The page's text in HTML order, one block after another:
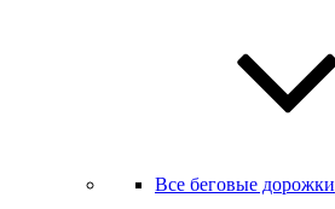
Все беговые дорожки